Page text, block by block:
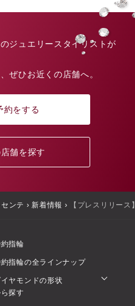
ジュエリースタイリストが
ぜひお近くの店舗へ。
約をする
舗を探す
ンテ › 新着情報 › 【プレスリリー
指輪
指輪の全ラインナップ
イヤモンドの形状
探す